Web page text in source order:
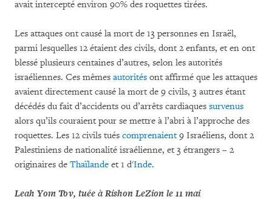
avait intercepté environ 90% des roquettes tirées.
Les attaques ont causé la mort de 13 personnes en Israël,
parmi lesquelles 12 étaient des civils, dont 2 enfants, et en ont
blessé plusieurs centaines d’autres, selon les autorités
israéliennes. Ces mêmes autorités ont affirmé que les attaques
avaient directement causé la mort de 9 civils, 3 autres étant
décédés du fait d’accidents ou d’arrêts cardiaques survenus
alors qu’ils couraient pour se mettre à l’abri à l’approche des
roquettes. Les 12 civils tués comprenaient9 Israéliens, dont 2
Palestiniens de nationalité israélienne, et 3 étrangers – 2
originaires de Thaïlande et 1 d'Inde.
Leah Yom Tov, tuée à Rishon LeZion le 11 mai